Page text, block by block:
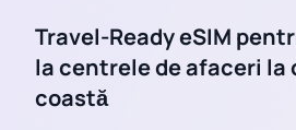
Travel-Ready eSIM
la centrele de afaceri la
coastă